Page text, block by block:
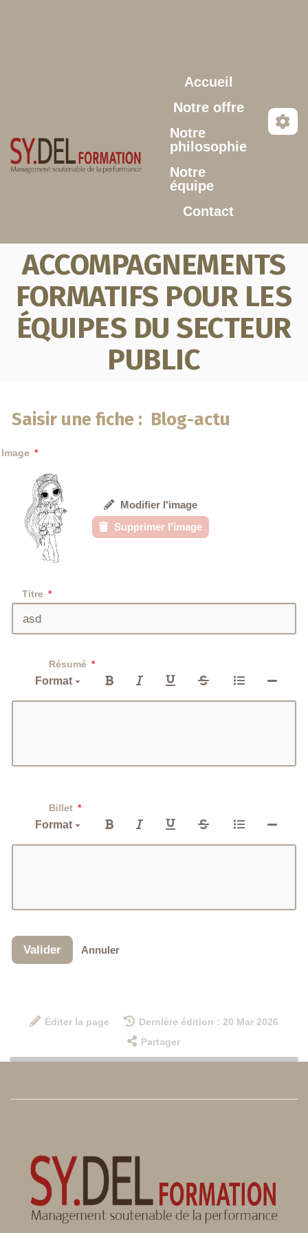
Accueil
Notre offre
Notre
philosophie
Notre
équipe
Contact
ACCOMPAGNEMENTS
FORMATIFS POUR LES
ÉQUIPES DU SECTEUR
PUBLIC
Saisir une fiche : Blog-actu
Image
Modifier l'image
Supprimer l'image
Titre
Résumé
Format
Billet
Format
Valider Annuler
Éditer la page
Dernière édition : 20 Mar 2026
Partager